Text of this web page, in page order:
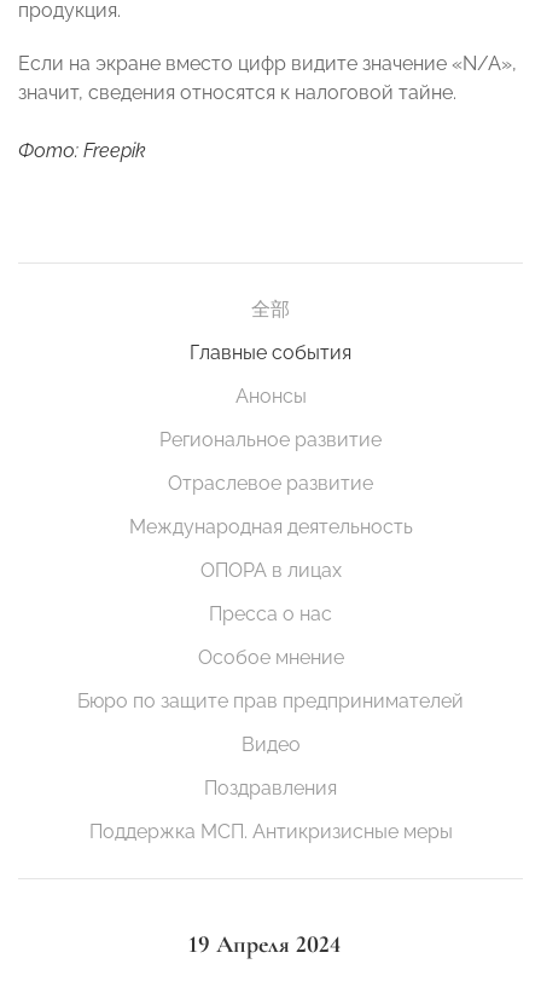
продукция.
Если на экране вместо цифр видите значение «N/A»,
значит, сведения относятся к налоговой тайне.
Фото: Freepik
全部
Главные события
Анонсы
Региональное развитие
Отраслевое развитие
Международная деятельность
ОПОРА в лицах
Пресса о нас
Особое мнение
Бюро по защите прав предпринимателей
Видео
Поздравления
Поддержка МСП. Антикризисные меры
19 Апреля 2024